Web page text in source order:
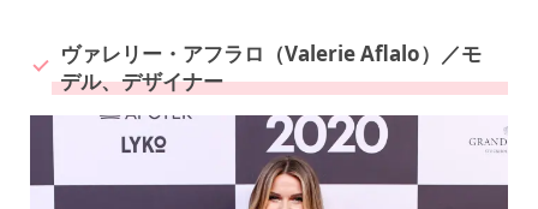
ヴァレリー・アフラロ（Valerie Aflalo）／モ
デル、デザイナー